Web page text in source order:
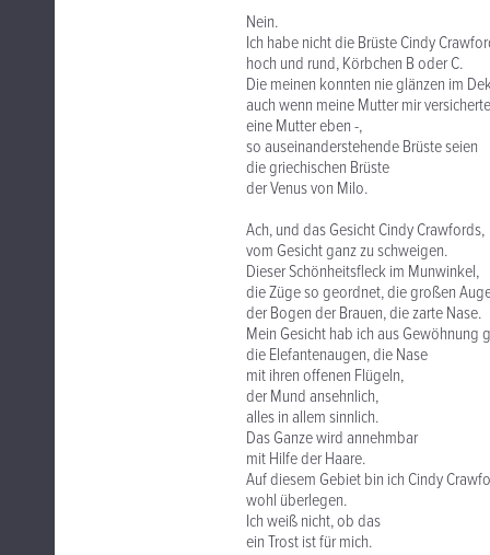
Nein.
Ich habe nicht die Brüste Cindy
hoch und rund, Körbchen B oder C.
Die meinen konnten nie glänzen im
auch wenn meine Mutter mir
eine Mutter eben -,
so auseinanderstehende Brüste seien
die griechischen Brüste
der Venus von Milo.
Ach, und das Gesicht Cindy Crawfords,
vom Gesicht ganz zu schweigen.
Dieser Schönheitsfleck im Munwinkel,
die Züge so geordnet, die großen
der Bogen der Brauen, die zarte Nase.
Mein Gesicht hab ich aus Gewöhnung
die Elefantenaugen, die Nase
mit ihren offenen Flügeln,
der Mund ansehnlich,
alles in allem sinnlich.
Das Ganze wird annehmbar
mit Hilfe der Haare.
Auf diesem Gebiet bin ich Cindy
wohl überlegen.
Ich weiß nicht, ob das
ein Trost ist für mich.